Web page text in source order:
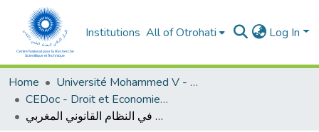
Institutions All of Otrohati Log In
Home
Université Mohammed V - Rabat
CEDoc - Droit et Economie (FSJES Agdal)
مشكلات إدماج المعايير الدولية لحقوق الإنسان في النظام القانوني المغربي